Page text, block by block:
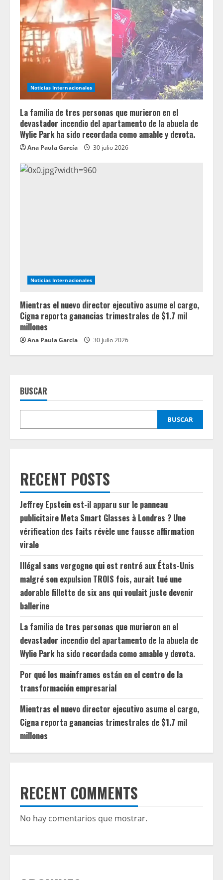
Noticias Internacionales
La familia de tres personas que murieron en el
devastador incendio del apartamento de la abuela de
Wylie Park ha sido recordada como amable y devota.
Ana Paula García 30 julio 2026
Noticias Internacionales
Mientras el nuevo director ejecutivo asume el cargo,
Cigna reporta ganancias trimestrales de $1.7 mil
millones
Ana Paula García 30 julio 2026
BUSCAR
BUSCAR
RECENT POSTS
Jeffrey Epstein est-il apparu sur le panneau
publicitaire Meta Smart Glasses à Londres ? Une
vérification des faits révèle une fausse affirmation
virale
Illégal sans vergogne qui est rentré aux États-Unis
malgré son expulsion TROIS fois, aurait tué une
adorable fillette de six ans qui voulait juste devenir
ballerine
La familia de tres personas que murieron en el
devastador incendio del apartamento de la abuela de
Wylie Park ha sido recordada como amable y devota.
Por qué los mainframes están en el centro de la
transformación empresarial
Mientras el nuevo director ejecutivo asume el cargo,
Cigna reporta ganancias trimestrales de $1.7 mil
millones
RECENT COMMENTS
No hay comentarios que mostrar.